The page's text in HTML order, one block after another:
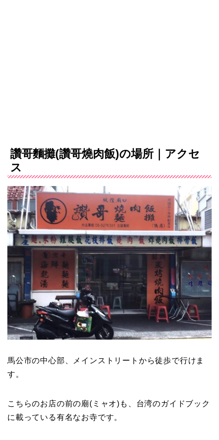
讚哥麵攤(讚哥燒肉飯)の場所｜アクセ
ス
馬公市の中心部、メインストリートから徒歩で行けま
す。
こちらのお店の前の廟(ミャオ)も、台湾のガイドブック
に載っている有名なお寺です。